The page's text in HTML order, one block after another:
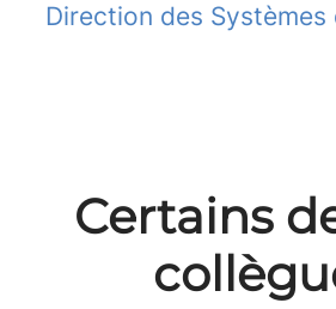
Direction des Systèmes
Certains